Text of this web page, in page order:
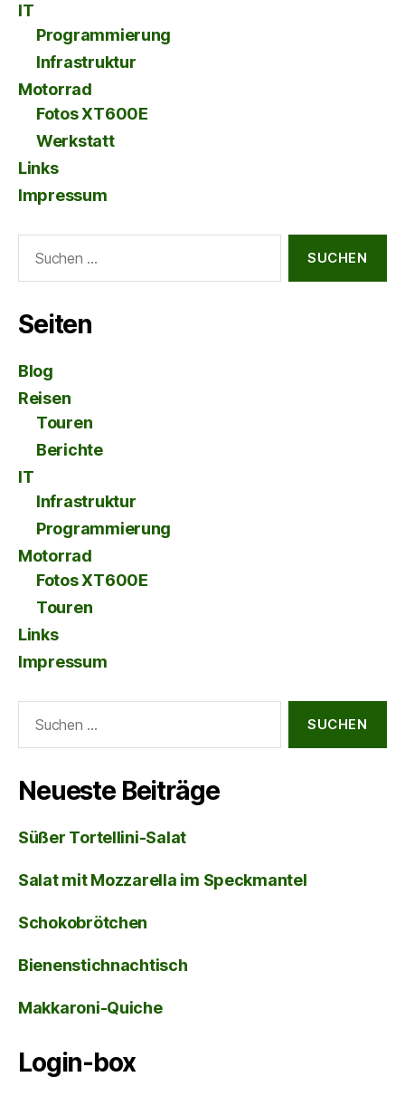
IT
Programmierung
Infrastruktur
Motorrad
Fotos XT600E
Werkstatt
Links
Impressum
nach:
Seiten
Blog
Reisen
Touren
Berichte
IT
Infrastruktur
Programmierung
Motorrad
Fotos XT600E
Touren
Links
Impressum
nach:
Neueste Beiträge
Süßer Tortellini-Salat
Salat mit Mozzarella im Speckmantel
Schokobrötchen
Bienenstichnachtisch
Makkaroni-Quiche
Login-box